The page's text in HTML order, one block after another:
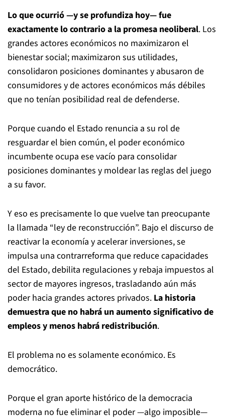
Lo que ocurrió —y se profundiza hoy— fue
exactamente lo contrario a la promesa neoliberal. Los
grandes actores económicos no maximizaron el
bienestar social; maximizaron sus utilidades,
consolidaron posiciones dominantes y abusaron de
consumidores y de actores económicos más débiles
que no tenían posibilidad real de defenderse.
Porque cuando el Estado renuncia a su rol de
resguardar el bien común, el poder económico
incumbente ocupa ese vacío para consolidar
posiciones dominantes y moldear las reglas del juego
a su favor.
Y eso es precisamente lo que vuelve tan preocupante
la llamada “ley de reconstrucción”. Bajo el discurso de
reactivar la economía y acelerar inversiones, se
impulsa una contrarreforma que reduce capacidades
del Estado, debilita regulaciones y rebaja impuestos al
sector de mayores ingresos, trasladando aún más
poder hacia grandes actores privados. La historia
demuestra que no habrá un aumento significativo de
empleos y menos habrá redistribución.
El problema no es solamente económico. Es
democrático.
Porque el gran aporte histórico de la democracia
moderna no fue eliminar el poder —algo imposible—